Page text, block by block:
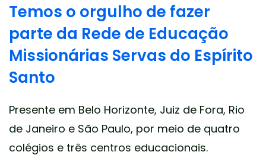
Temos o orgulho de fazer
parte da Rede de Educação
Missionárias Servas do Espírito
Santo
Presente em Belo Horizonte, Juiz de Fora, Rio
de Janeiro e São Paulo, por meio de quatro
colégios e três centros educacionais.